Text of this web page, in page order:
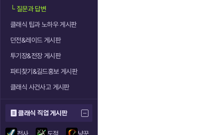
└질문과 답변
클래식 팁과 노하우 게시판
던전&레이드 게시판
투기장&전장 게시판
파티찾기&길드홍보 게시판
클래식 사건사고 게시판
클래식 직업 게시판